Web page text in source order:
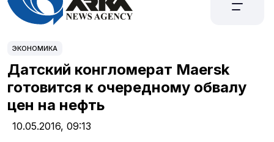
ЭКОНОМИКА
Датский конгломерат Maersk
готовится к очередному обвалу
цен на нефть
10.05.2016, 09:13